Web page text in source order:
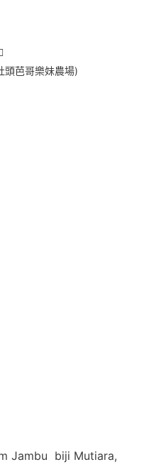
芭哥樂妹農場)
Jambu biji Mutiara,